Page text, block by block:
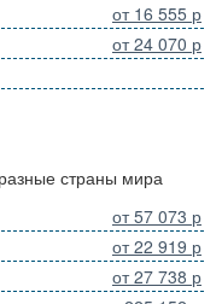
от 16 555 р
от 24 070 р
страны мира
от 57 073 р
от 22 919 р
от 27 738 р